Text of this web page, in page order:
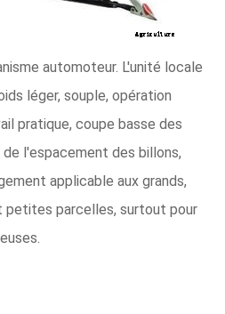
automoteur. L'unité locale
léger, souple, opération
pratique, coupe basse des
l'espacement des billons,
applicable aux grands,
petites parcelles, surtout pour